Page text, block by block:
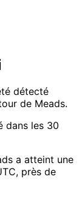
détecté
de Meads.
dans les 30
a atteint une
près de